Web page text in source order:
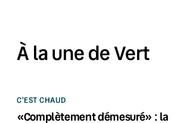
À la une de Vert
C'EST CHAUD
«Complètement démesuré» : la